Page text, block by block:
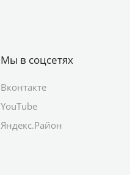
Мы в соцсетях
Вконтакте
YouTube
Яндекс.Район